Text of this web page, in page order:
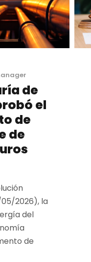
de
el
de
de
05/2026), la
del
de